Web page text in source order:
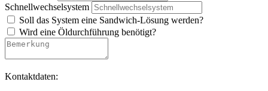
Schnellwechselsystem
Soll das System eine Sandwich-Lösung werden?
Wird eine Öldurchführung benötigt?
Kontaktdaten: